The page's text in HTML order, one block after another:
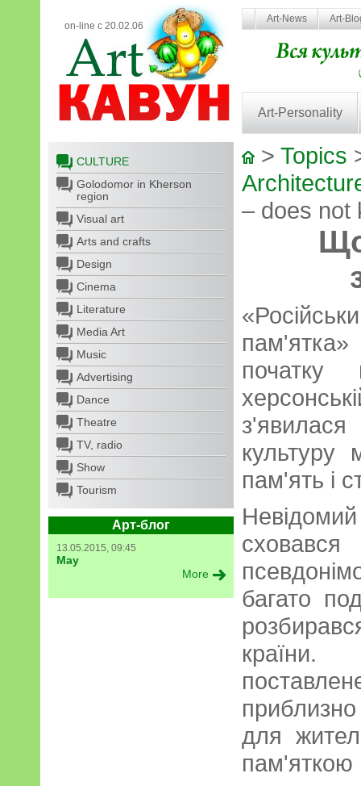
on-line с 20.02.06
Art-News Art-
Art-Personality
CULTURE
Golodomor in Kherson
region
Visual art
Arts and crafts
Design
Cinema
Literature
Media Art
Music
Advertising
Dance
Theatre
TV, radio
Show
Tourism
Арт-блог
13.05.2015, 09:45
May
More
> Topics
– does not
початку
культуру
пам'ять і
багато
для